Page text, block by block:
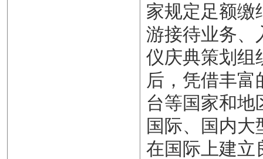
家规定足额缴
游接待业务、
仪庆典策划组
后，凭借丰
台等国家和地
国际、国内
在国际上建立